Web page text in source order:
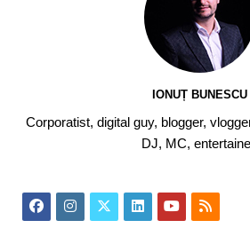
IONUȚ BUNESCU
Corporatist, digital guy, blogger,
DJ, MC,